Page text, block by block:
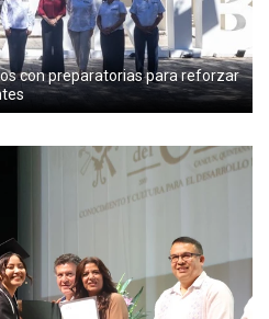
con preparatorias para reforzar